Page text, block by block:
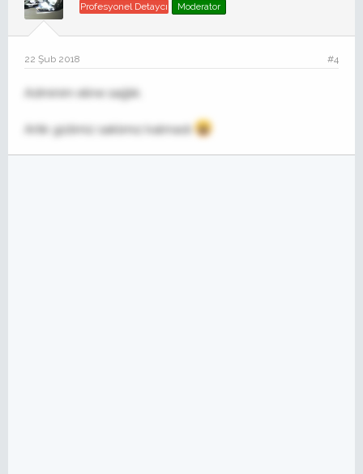
Profesyonel Detaycı Moderator
22 Şub 2018 #4
Adminim eline sağlık.
Artık gizlimiz saklımız kalmadı